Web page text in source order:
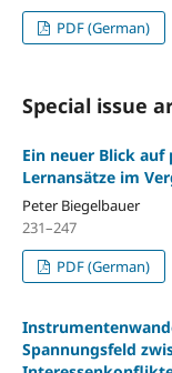
PDF (German)
Special issue
Ein neuer Blick
Lernansätze im
Peter Biegelbauer
231–247
PDF (German)
Spannungsfeld